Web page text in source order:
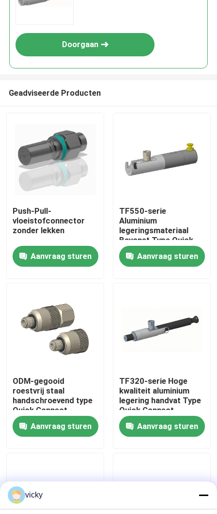
Thuis
Producten
Fabriekstour
Kwaliteitscontrole
Neem contact met ons op
Nieuws
Hoge snelheidsdynamometer
Doorgaan
Geadviseerde Producten
Push-Pull-
vloeistofconnector
zonder lekken
Aanvraag sturen
TF550-serie
Aluminium
legeringsmateriaal
Bayonet Type Quick
Connect Coupling
Aanvraag sturen
ODM-gegooid
roestvrij staal
handschroevend type
Quick Connect
Coupling TF140
Aanvraag sturen
TF320-serie Hoge
kwaliteit aluminium
legering handvat Type
Quick Connect
koppeling
Aanvraag sturen
vicky